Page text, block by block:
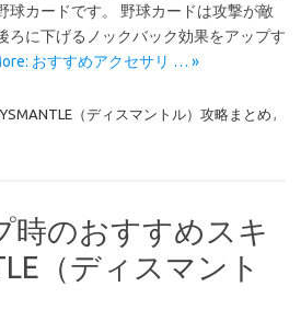
球カードです。 野球カードは攻撃が敵
ろに下げるノックバック効果をアップす
おすすめアクセサリ … »
（ディスマントル）攻略まとめ ,
時のおすすめスキ
（ディスマント